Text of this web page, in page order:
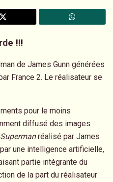
!!!
de James Gunn générées
France 2. Le réalisateur se
pour le moins
diffusé des images
Supermanréalisé par James
une intelligence artificielle,
partie intégrante du
de la part du réalisateur